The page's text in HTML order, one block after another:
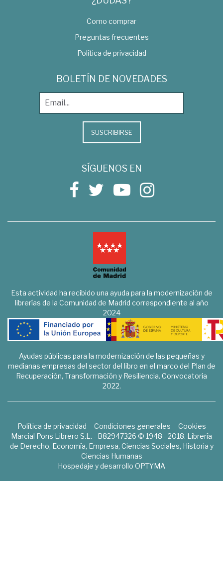
Como comprar
Preguntas frecuentes
Política de privacidad
BOLETÍN DE NOVEDADES
SUSCRIBIRSE
SÍGUENOS EN
Esta actividad ha recibido una ayuda para la modernización de
librerías de la Comunidad de Madrid correspondiente al año
2024
Ayudas públicas para la modernización de las pequeñas y
medianas empresas del sector del libro en el marco del Plan de
Recuperación, Transformación y Resiliencia. Convocatoria
2022.
Política de privacidad Condiciones generales
Cookies
Marcial Pons Librero S.L. - B82947326 © 1948 - 2018. Librería
de Derecho, Economía, Empresa, Ciencias Sociales, Historia y
Ciencias Humanas
Hospedaje y desarrollo OPTYMA